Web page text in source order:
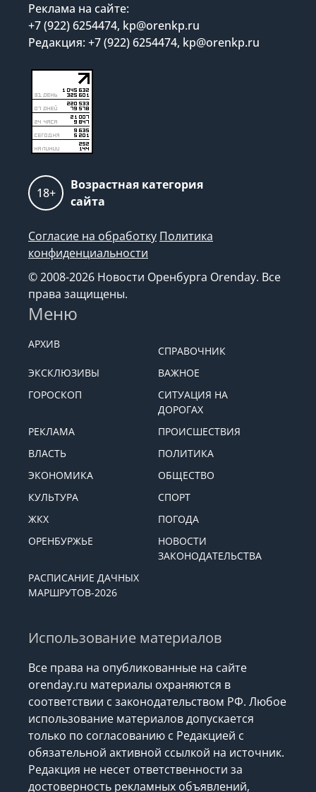
Реклама на сайте:
+7 (922) 6254474, kp@orenkp.ru
Редакция: +7 (922) 6254474, kp@orenkp.ru
18+
Возрастная категория
сайта
Согласие на обработку Политика
конфиденциальности
© 2008-2026 Новости Оренбурга Orenday. Все
права защищены.
Меню
АРХИВ
СПРАВОЧНИК
ЭКСКЛЮЗИВЫ
ВАЖНОЕ
ГОРОСКОП
СИТУАЦИЯ НА
ДОРОГАХ
РЕКЛАМА
ПРОИСШЕСТВИЯ
ВЛАСТЬ
ПОЛИТИКА
ЭКОНОМИКА
ОБЩЕСТВО
КУЛЬТУРА
СПОРТ
ЖКХ
ПОГОДА
ОРЕНБУРЖЬЕ
НОВОСТИ
ЗАКОНОДАТЕЛЬСТВА
РАСПИСАНИЕ ДАЧНЫХ
МАРШРУТОВ-2026
Использование материалов
Все права на опубликованные на сайте
orenday.ru материалы охраняются в
соответствии с законодательством РФ. Любое
использование материалов допускается
только по согласованию с Редакцией с
обязательной активной ссылкой на источник.
Редакция не несет ответственности за
достоверность рекламных объявлений,